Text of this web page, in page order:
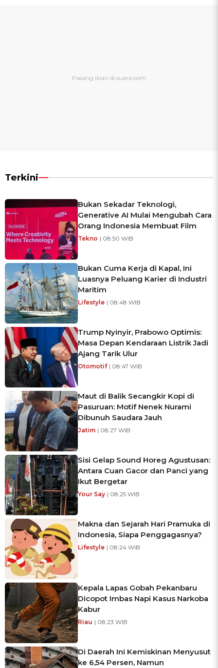
Terkini
Bukan Sekadar Teknologi,
Generative AI Mulai Mengubah Cara
Orang Indonesia Membuat Film
Tekno | 08:50 WIB
Bukan Cuma Kerja di Kapal, Ini
Luasnya Peluang Karier di Industri
Maritim
Lifestyle | 08:48 WIB
Trump Nyinyir, Prabowo Optimis:
Masa Depan Kendaraan Listrik Jadi
Ajang Tarik Ulur
Otomotif | 08:47 WIB
Maut di Balik Secangkir Kopi di
Pasuruan: Motif Nenek Nurami
Dibunuh Saudara Jauh
Jatim | 08:27 WIB
Sisi Gelap Sound Horeg Agustusan:
Antara Cuan Gacor dan Panci yang
Ikut Bergetar
Your Say | 08:25 WIB
Makna dan Sejarah Hari Pramuka di
Indonesia, Siapa Penggagasnya?
Lifestyle | 08:24 WIB
Kepala Lapas Gobah Pekanbaru
Dicopot Imbas Napi Kasus Narkoba
Kabur
Riau | 08:23 WIB
Di Daerah Ini Kemiskinan Menyusut
ke 6,54 Persen, Namun